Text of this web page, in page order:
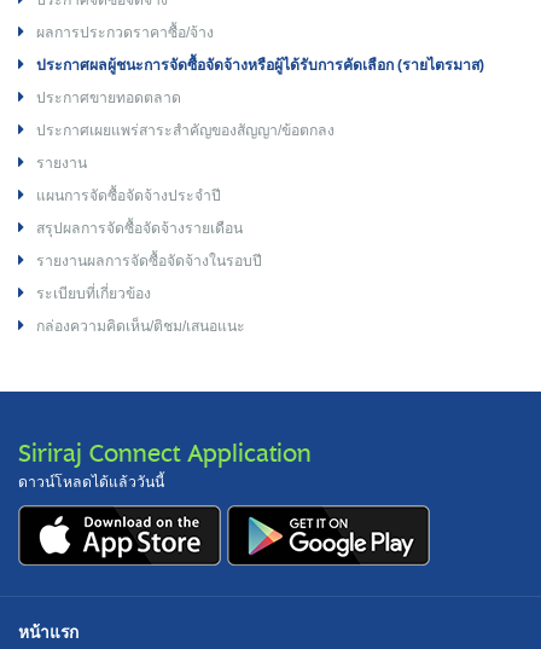
ผลการประกวดราคาซื้อ/จ้าง
ประกาศผลผู้ชนะการจัดซื้อจัดจ้างหรือผู้ได้รับการคัดเลือก (รายไตรมาส)
ประกาศขายทอดตลาด
ประกาศเผยแพร่สาระสำคัญของสัญญา/ข้อตกลง
รายงาน
แผนการจัดซื้อจัดจ้างประจำปี
สรุปผลการจัดซื้อจัดจ้างรายเดือน
รายงานผลการจัดซื้อจัดจ้างในรอบปี
ระเบียบที่เกี่ยวข้อง
กล่องความคิดเห็น/ติชม/เสนอแนะ
Siriraj Connect Application
ดาวน์โหลดได้แล้ววันนี้
หน้าแรก